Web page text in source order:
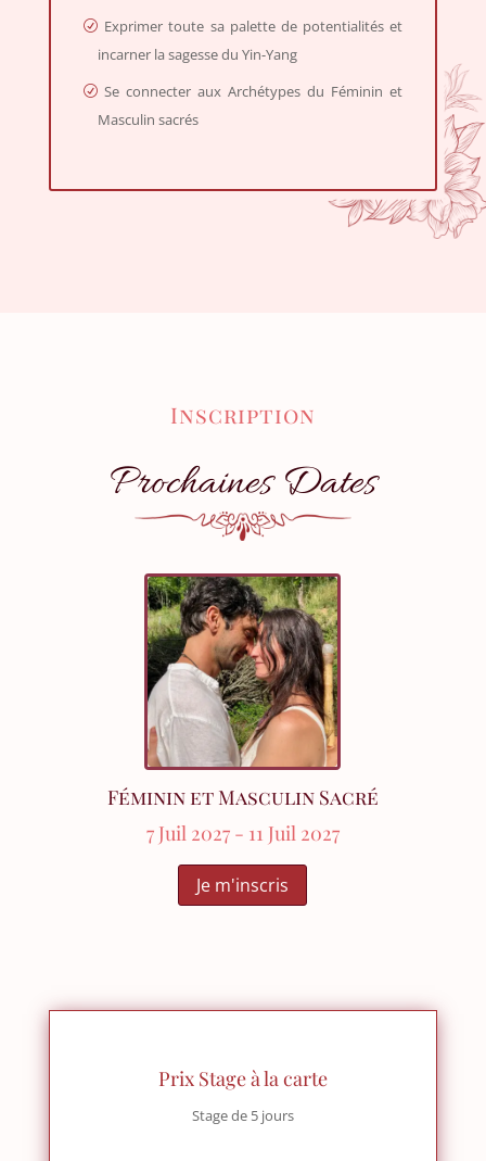
Exprimer toute sa palette de potentialités et
incarner la sagesse du Yin-Yang
Se connecter aux Archétypes du Féminin et
Masculin sacrés
Inscription
Prochaines Dates
Féminin et Masculin Sacré
7 Juil 2027- 11 Juil 2027
Je m'inscris
Prix Stage à la carte
Stage de 5 jours